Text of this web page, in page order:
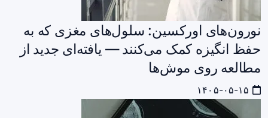
نورون‌های اورکسین: سلول‌های مغزی که به
حفظ انگیزه کمک می‌کنند — یافته‌ای جدید از
مطالعه روی موش‌ها